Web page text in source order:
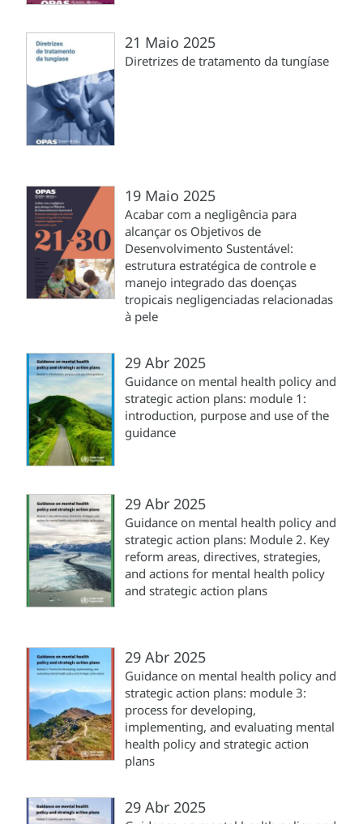
21 Maio 2025
Diretrizes de tratamento da tungíase
19 Maio 2025
Acabar com a negligência para
alcançar os Objetivos de
Desenvolvimento Sustentável:
estrutura estratégica de controle e
manejo integrado das doenças
tropicais negligenciadas relacionadas
à pele
29 Abr 2025
Guidance on mental health policy and
strategic action plans: module 1:
introduction, purpose and use of the
guidance
29 Abr 2025
Guidance on mental health policy and
strategic action plans: Module 2. Key
reform areas, directives, strategies,
and actions for mental health policy
and strategic action plans
29 Abr 2025
Guidance on mental health policy and
strategic action plans: module 3:
process for developing,
implementing, and evaluating mental
health policy and strategic action
plans
29 Abr 2025